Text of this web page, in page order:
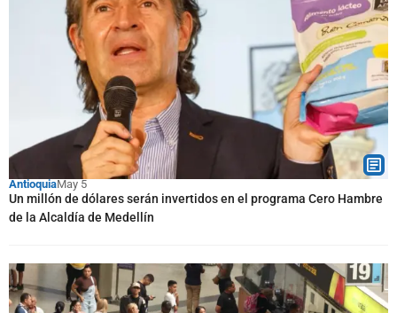
AntioquiaMay 5
Un millón de dólares serán invertidos en el programa Cero Hambre
de la Alcaldía de Medellín